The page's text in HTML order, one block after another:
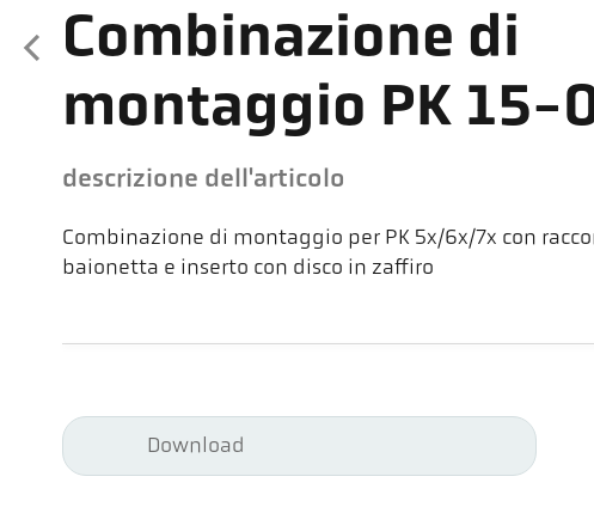
Combinazione di
montaggio PK 15-
descrizione dell'articolo
Combinazione di montaggio per PK 5x/6x/7x con
baionetta e inserto con disco in zaffiro
Download